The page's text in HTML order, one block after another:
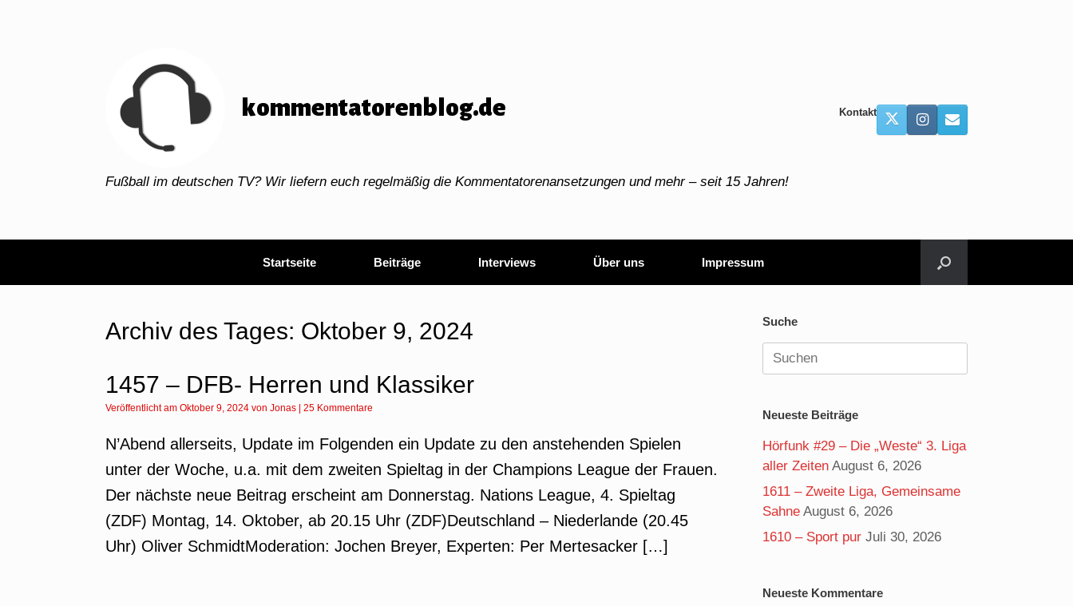
kommentatorenblog.de
Fußball im deutschen TV? Wir liefern euch regelmäßig die Kommentatorenansetzungen und mehr – seit 15 Jahren!
Kontakt
Startseite Beiträge Interviews Über uns Impressum
Archiv des Tages: Oktober 9, 2024
1457 – DFB- Herren und Klassiker
Veröffentlicht am Oktober 9, 2024 von Jonas 25 Kommentare
N’Abend allerseits, Update im Folgenden ein Update zu den anstehenden Spielen
unter der Woche, u.a. mit dem zweiten Spieltag in der Champions League der Frauen.
Der nächste neue Beitrag erscheint am Donnerstag. Nations League, 4. Spieltag
(ZDF) Montag, 14. Oktober, ab 20.15 Uhr (ZDF)Deutschland – Niederlande (20.45
Uhr) Oliver SchmidtModeration: Jochen Breyer, Experten: Per Mertesacker […]
Suche
Suchen
nach:
Neueste Beiträge
Hörfunk #29 – Die „Weste“ 3. Liga
aller Zeiten August 6, 2026
1611 – Zweite Liga, Gemeinsame
Sahne August 6, 2026
1610 – Sport pur Juli 30, 2026
Neueste Kommentare